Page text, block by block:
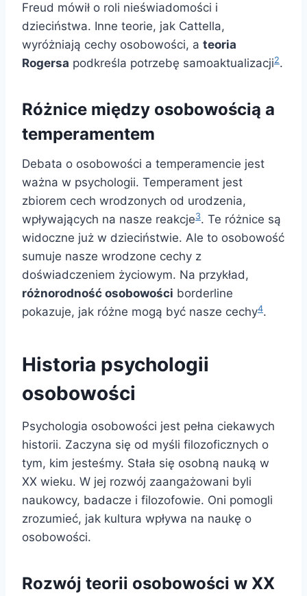
Freud mówił o roli nieświadomości i
dzieciństwa. Inne teorie, jak Cattella,
wyróżniają cechy osobowości, a teoria
Rogersa podkreśla potrzebę samoaktualizacji2.
Różnice między osobowością a
temperamentem
Debata o osobowości a temperamencie jest
ważna w psychologii. Temperament jest
zbiorem cech wrodzonych od urodzenia,
wpływających na nasze reakcje3. Te różnice są
widoczne już w dzieciństwie. Ale to osobowość
sumuje nasze wrodzone cechy z
doświadczeniem życiowym. Na przykład,
różnorodność osobowości borderline
pokazuje, jak różne mogą być nasze cechy4.
Historia psychologii
osobowości
Psychologia osobowości jest pełna ciekawych
historii. Zaczyna się od myśli filozoficznych o
tym, kim jesteśmy. Stała się osobną nauką w
XX wieku. W jej rozwój zaangażowani byli
naukowcy, badacze i filozofowie. Oni pomogli
zrozumieć, jak kultura wpływa na naukę o
osobowości.
Rozwój teorii osobowości w XX